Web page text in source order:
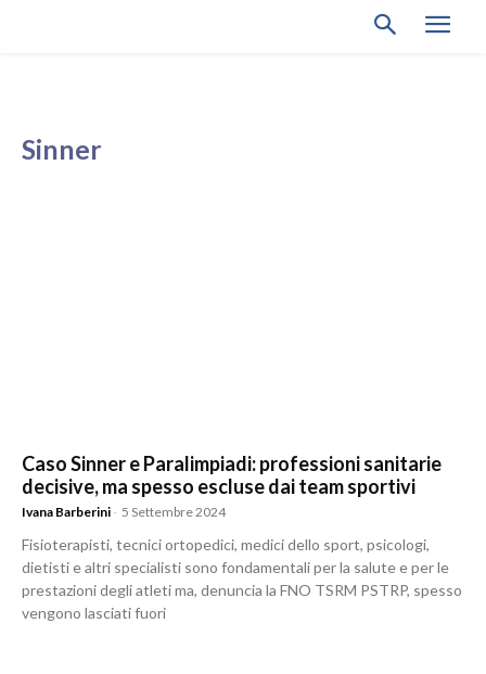
Sinner
Caso Sinner e Paralimpiadi: professioni sanitarie
decisive, ma spesso escluse dai team sportivi
Ivana Barberini - 5 Settembre 2024
Fisioterapisti, tecnici ortopedici, medici dello sport, psicologi,
dietisti e altri specialisti sono fondamentali per la salute e per le
prestazioni degli atleti ma, denuncia la FNO TSRM PSTRP, spesso
vengono lasciati fuori